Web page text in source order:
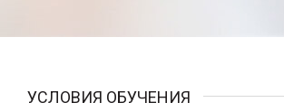
УСЛОВИЯ ОБУЧЕНИЯ